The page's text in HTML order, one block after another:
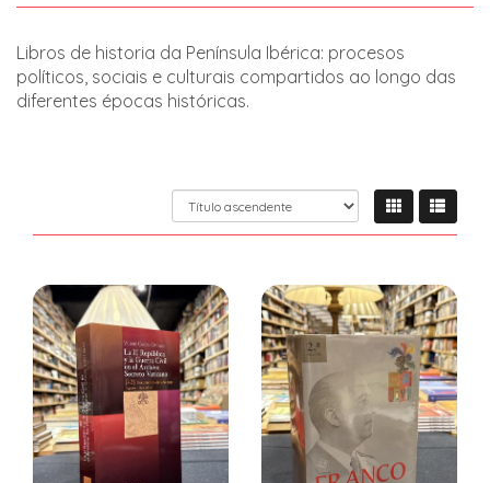
Libros de historia da Península Ibérica: procesos
políticos, sociais e culturais compartidos ao longo das
diferentes épocas históricas.